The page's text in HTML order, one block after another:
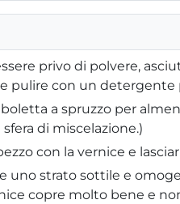
privo di polvere,
pulire con un detergente
a spruzzo per
di miscelazione.)
con la vernice e
uno strato sottile e
copre molto bene e